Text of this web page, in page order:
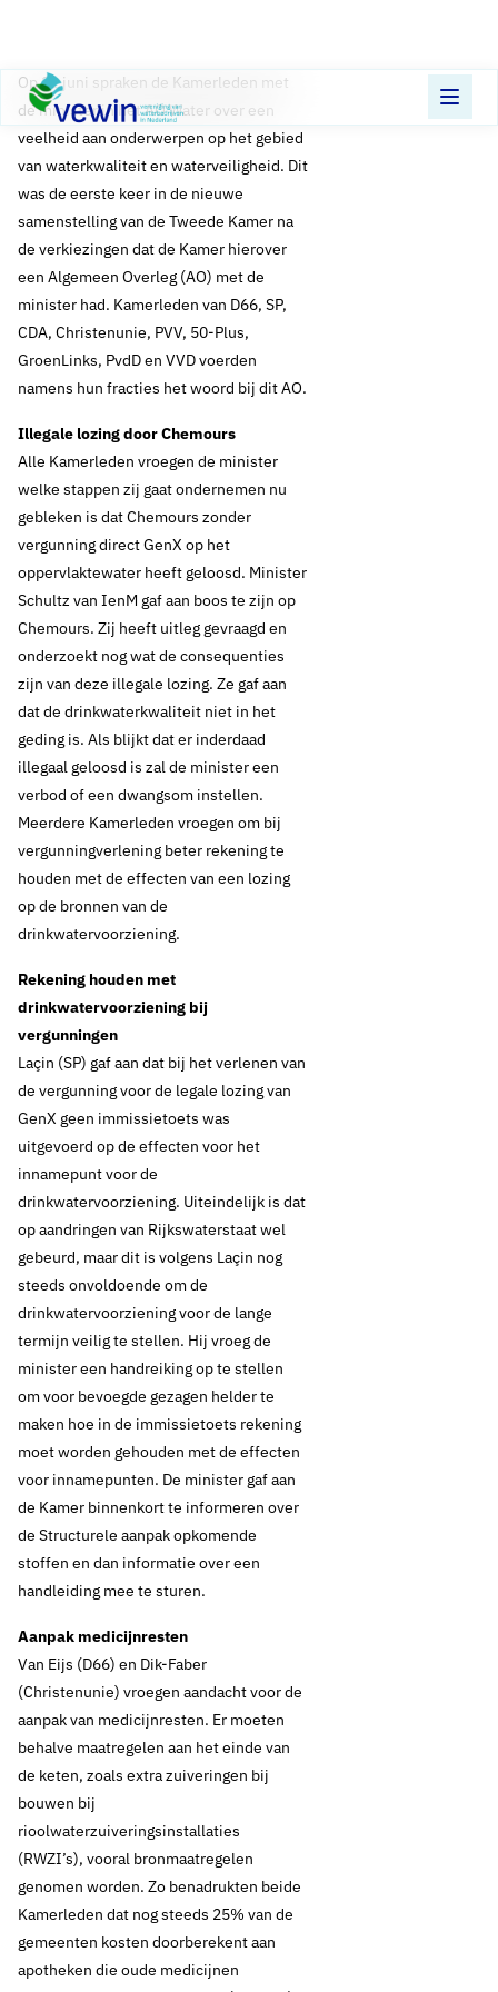
Direct naar content
Terug naar de startpagina
Tweede Kamerleden
23 juni 2017 Nieuws
Op 21 juni spraken de Kamerleden met
de minister in het AO Water over een
veelheid aan onderwerpen op het gebied
van waterkwaliteit en waterveiligheid. Dit
was de eerste keer in de nieuwe
samenstelling van de Tweede Kamer na
de verkiezingen dat de Kamer hierover
een Algemeen Overleg (AO) met de
minister had. Kamerleden van D66, SP,
CDA, Christenunie, PVV, 50-Plus,
GroenLinks, PvdD en VVD voerden
namens hun fracties het woord bij dit AO.
Illegale lozing door Chemours
Alle Kamerleden vroegen de minister
welke stappen zij gaat ondernemen nu
gebleken is dat Chemours zonder
vergunning direct GenX op het
oppervlaktewater heeft geloosd. Minister
Schultz van IenM gaf aan boos te zijn op
Chemours. Zij heeft uitleg gevraagd en
onderzoekt nog wat de consequenties
zijn van deze illegale lozing. Ze gaf aan
dat de drinkwaterkwaliteit niet in het
geding is. Als blijkt dat er inderdaad
illegaal geloosd is zal de minister een
verbod of een dwangsom instellen.
Meerdere Kamerleden vroegen om bij
vergunningverlening beter rekening te
houden met de effecten van een lozing
op de bronnen van de
drinkwatervoorziening.
Rekening houden met
drinkwatervoorziening bij
vergunningen
Laçin (SP) gaf aan dat bij het verlenen van
de vergunning voor de legale lozing van
GenX geen immissietoets was
uitgevoerd op de effecten voor het
innamepunt voor de
drinkwatervoorziening. Uiteindelijk is dat
op aandringen van Rijkswaterstaat wel
gebeurd, maar dit is volgens Laçin nog
steeds onvoldoende om de
drinkwatervoorziening voor de lange
termijn veilig te stellen. Hij vroeg de
minister een handreiking op te stellen
om voor bevoegde gezagen helder te
maken hoe in de immissietoets rekening
moet worden gehouden met de effecten
voor innamepunten. De minister gaf aan
de Kamer binnenkort te informeren over
de Structurele aanpak opkomende
stoffen en dan informatie over een
handleiding mee te sturen.
Aanpak medicijnresten
Van Eijs (D66) en Dik-Faber
(Christenunie) vroegen aandacht voor de
aanpak van medicijnresten. Er moeten
behalve maatregelen aan het einde van
de keten, zoals extra zuiveringen bij
bouwen bij
rioolwaterzuiveringsinstallaties
(RWZI’s), vooral bronmaatregelen
genomen worden. Zo benadrukten beide
Kamerleden dat nog steeds 25% van de
gemeenten kosten doorberekent aan
apotheken die oude medicijnen